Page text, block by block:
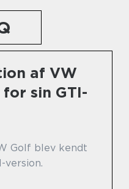
af VW
sin GTI-
Golf blev kendt
version.